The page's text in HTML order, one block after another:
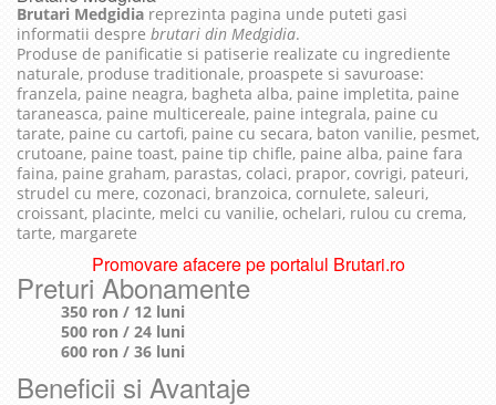
Brutari Medgidia reprezinta pagina unde puteti gasi
informatii despre brutari din Medgidia.
Produse de panificatie si patiserie realizate cu ingrediente
naturale, produse traditionale, proaspete si savuroase:
franzela, paine neagra, bagheta alba, paine impletita, paine
taraneasca, paine multicereale, paine integrala, paine cu
tarate, paine cu cartofi, paine cu secara, baton vanilie, pesmet,
crutoane, paine toast, paine tip chifle, paine alba, paine fara
faina, paine graham, parastas, colaci, prapor, covrigi, pateuri,
strudel cu mere, cozonaci, branzoica, cornulete, saleuri,
croissant, placinte, melci cu vanilie, ochelari, rulou cu crema,
tarte, margarete
Promovare afacere pe portalul Brutari.ro
Preturi Abonamente
350 ron / 12 luni
500 ron / 24 luni
600 ron / 36 luni
Beneficii si Avantaje